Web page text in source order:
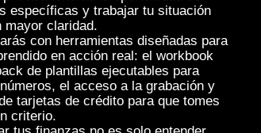
específicas y trabajar tu situación
mayor claridad.
con herramientas diseñadas para
en acción real: el workbook
de plantillas ejecutables para
el acceso a la grabación y
tarjetas de crédito para que tomes
criterio.